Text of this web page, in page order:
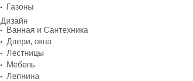
Газоны
Дизайн
Ванная и Сантехника
Двери, окна
Лестницы
Мебель
Лепнина